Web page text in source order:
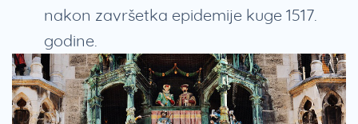
nakon završetka epidemije kuge 1517.
godine.